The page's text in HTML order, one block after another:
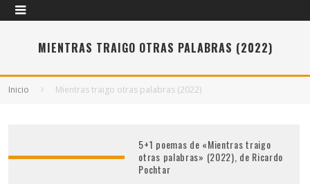
MIENTRAS TRAIGO OTRAS PALABRAS (2022)
Inicio Mientras traigo otras palabras (2022)
5+1 poemas de «Mientras traigo
otras palabras» (2022), de Ricardo
Pochtar